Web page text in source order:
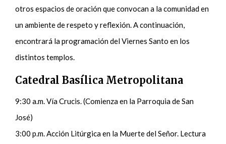
otros espacios de oración que convocan a la comunidad en
un ambiente de respeto y reflexión. A continuación,
encontrará la programación del Viernes Santo en los
distintos templos.
Catedral Basílica Metropolitana
9:30 a.m. Vía Crucis. (Comienza en la Parroquia de San
José)
3:00 p.m. Acción Litúrgica en la Muerte del Señor. Lectura